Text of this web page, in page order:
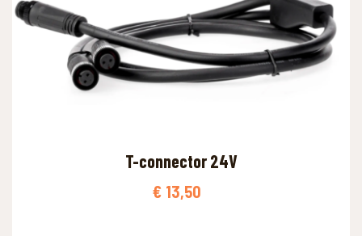
T-connector 24V
€ 13,50